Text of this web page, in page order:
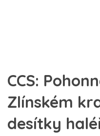
CCS:
Zlínském
desítky